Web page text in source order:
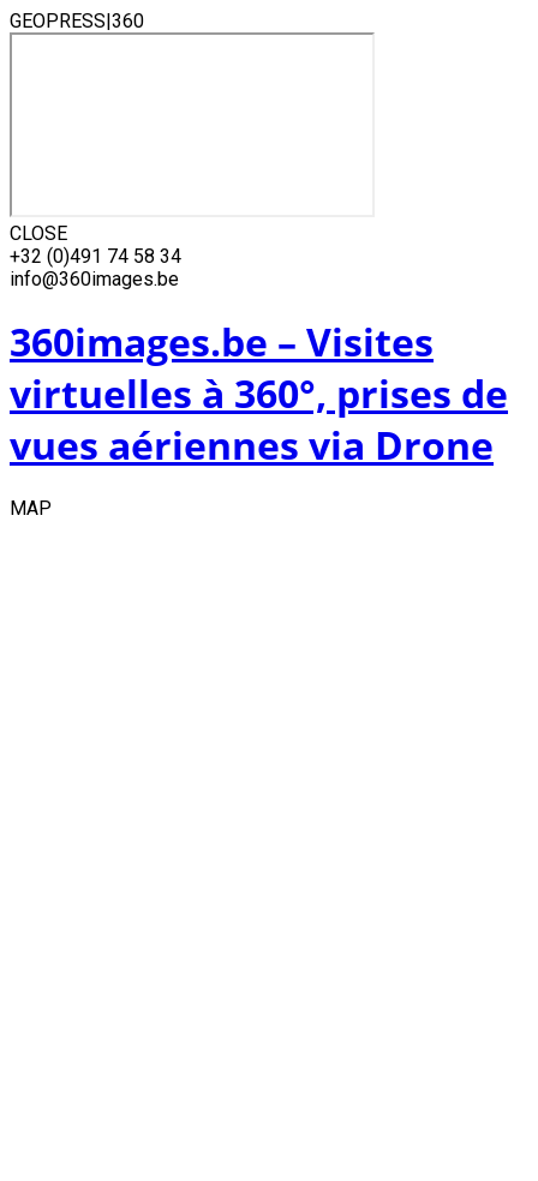
GEOPRESS|360
CLOSE
Skip
to
+32 (0)491 74 58 34
info@360images.be
360images.be – Visites
virtuelles à 360°, prises de
vues aériennes via Drone
MAP